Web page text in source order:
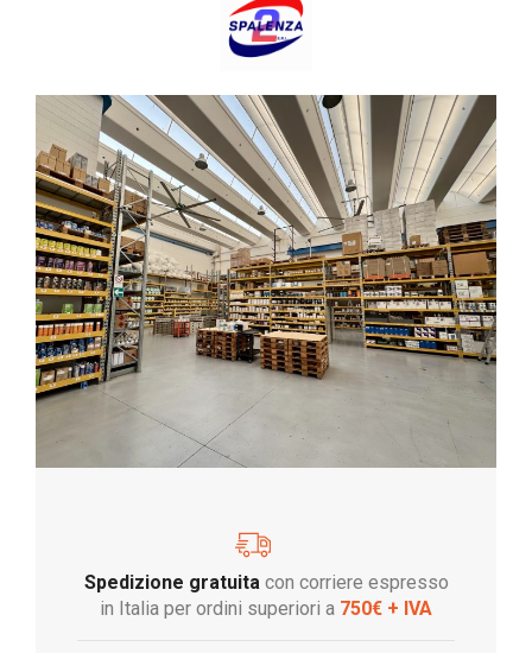
Spedizione gratuita con corriere espresso
in Italia per ordini superiori a 750€ + IVA